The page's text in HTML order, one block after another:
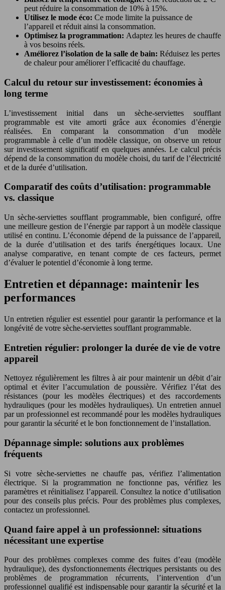
peut réduire la consommation de 10% à 15%.
Utilisez le mode éco: Ce mode limite la puissance de
l’appareil et réduit ainsi la consommation.
Optimisez la programmation: Adaptez les heures de chauffe
à vos besoins réels.
Améliorez l’isolation de la salle de bain: Réduisez les pertes
de chaleur pour améliorer l’efficacité du chauffage.
Calcul du retour sur investissement: économies à
long terme
L’investissement initial dans un sèche-serviettes soufflant
programmable est vite amorti grâce aux économies d’énergie
réalisées. En comparant la consommation d’un modèle
programmable à celle d’un modèle classique, on observe un retour
sur investissement significatif en quelques années. Le calcul précis
dépend de la consommation du modèle choisi, du tarif de l’électricité
et de la durée d’utilisation.
Comparatif des coûts d’utilisation: programmable
vs. classique
Un sèche-serviettes soufflant programmable, bien configuré, offre
une meilleure gestion de l’énergie par rapport à un modèle classique
utilisé en continu. L’économie dépend de la puissance de l’appareil,
de la durée d’utilisation et des tarifs énergétiques locaux. Une
analyse comparative, en tenant compte de ces facteurs, permet
d’évaluer le potentiel d’économie à long terme.
Entretien et dépannage: maintenir les
performances
Un entretien régulier est essentiel pour garantir la performance et la
longévité de votre sèche-serviettes soufflant programmable.
Entretien régulier: prolonger la durée de vie de votre
appareil
Nettoyez régulièrement les filtres à air pour maintenir un débit d’air
optimal et éviter l’accumulation de poussière. Vérifiez l’état des
résistances (pour les modèles électriques) et des raccordements
hydrauliques (pour les modèles hydrauliques). Un entretien annuel
par un professionnel est recommandé pour les modèles hydrauliques
pour garantir la sécurité et le bon fonctionnement de l’installation.
Dépannage simple: solutions aux problèmes
fréquents
Si votre sèche-serviettes ne chauffe pas, vérifiez l’alimentation
électrique. Si la programmation ne fonctionne pas, vérifiez les
paramètres et réinitialisez l’appareil. Consultez la notice d’utilisation
pour des conseils plus précis. Pour des problèmes plus complexes,
contactez un professionnel.
Quand faire appel à un professionnel: situations
nécessitant une expertise
Pour des problèmes complexes comme des fuites d’eau (modèle
hydraulique), des dysfonctionnements électriques persistants ou des
problèmes de programmation récurrents, l’intervention d’un
professionnel qualifié est indispensable pour garantir la sécurité et la